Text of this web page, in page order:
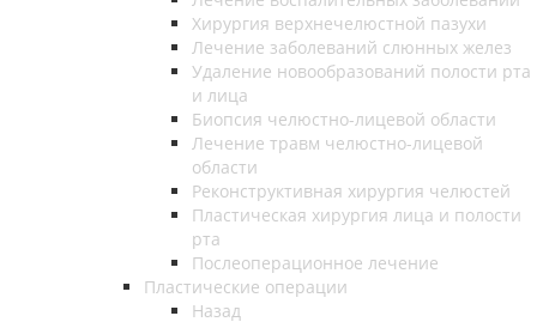
Хирургия верхнечелюстной пазухи
Лечение заболеваний слюнных желез
Удаление новообразований полости рта
и лица
Биопсия челюстно-лицевой области
Лечение травм челюстно-лицевой
области
Реконструктивная хирургия челюстей
Пластическая хирургия лица и полости
рта
Послеоперационное лечение
Пластические операции
Назад